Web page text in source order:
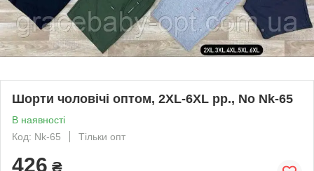
Шорти чоловічі оптом, 2XL-6XL рр., No Nk-65
В наявності
Код: Nk-65
Тільки опт
426 ₴